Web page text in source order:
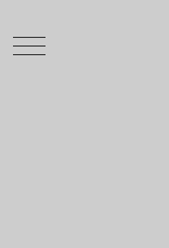
Mobile Menu Toggle